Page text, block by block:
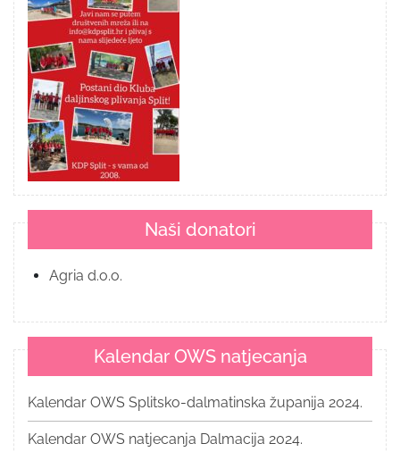
Naši donatori
Agria d.o.o.
Kalendar OWS natjecanja
Kalendar OWS Splitsko-dalmatinska županija 2024.
Kalendar OWS natjecanja Dalmacija 2024.